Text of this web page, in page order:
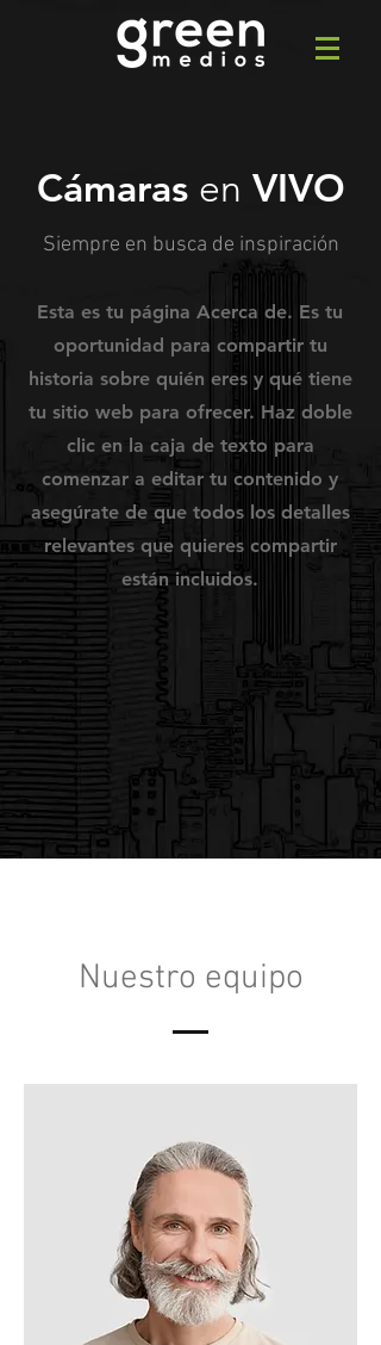
Cámaras en VIVO
Siempre en busca de inspiración
Esta es tu página Acerca de. Es tu
oportunidad para compartir tu
historia sobre quién eres y qué tiene
tu sitio web para ofrecer. Haz doble
clic en la caja de texto para
comenzar a editar tu contenido y
asegúrate de que todos los detalles
relevantes que quieres compartir
están incluidos.
Nuestro equipo